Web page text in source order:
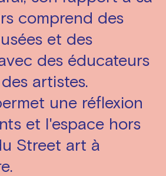
comprend des
et des
des éducateurs
artistes.
une réflexion
et l'espace hors
Street art à